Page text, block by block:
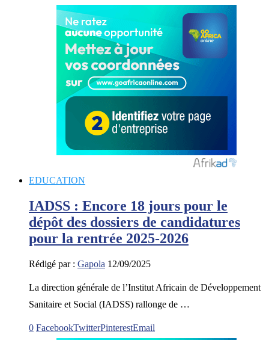
EDUCATION
IADSS : Encore 18 jours pour le
dépôt des dossiers de candidatures
pour la rentrée 2025-2026
Rédigé par : Gapola 12/09/2025
La direction générale de l’Institut Africain de Développement
Sanitaire et Social (IADSS) rallonge de …
0 FacebookTwitterPinterestEmail